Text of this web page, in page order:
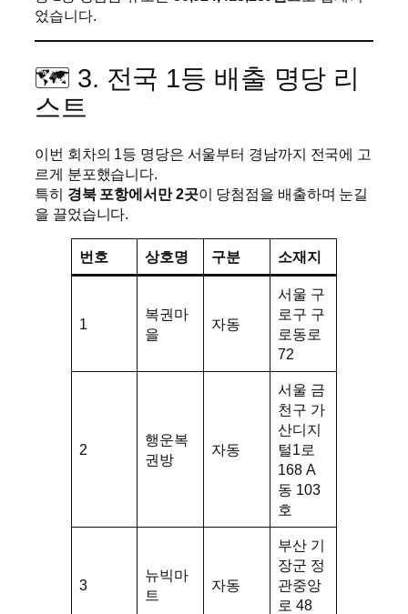
었습니다.
🗺️ 3. 전국 1등 배출 명당 리
스트
이번 회차의 1등 명당은 서울부터 경남까지 전국에 고
르게 분포했습니다.
특히 경북 포항에서만 2곳이 당첨점을 배출하며 눈길
을 끌었습니다.
번호 상호명 구분 소재지
1
복권마
을
자동
서울 구
로구 구
로동로
72
2
행운복
권방
자동
서울 금
천구 가
산디지
털1로
168 A
동 103
호
3
뉴빅마
트
자동
부산 기
장군 정
관중앙
로 48